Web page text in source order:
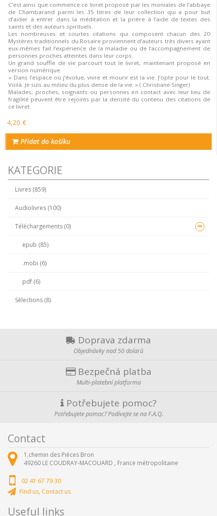
C’est ainsi que commence ce livret proposé par les moniales de l’abbaye
de Chambarand parmi les 35 titres de leur collection qui a pour but
d’aider à entrer dans la méditation et la prière à l’aide de textes des
saints et des auteurs spirituels.
Les nombreuses et courtes citations qui composent chacun des 20
Mystères traditionnels du Rosaire proviennent d’auteurs très divers ayant
eux-mêmes fait l’expérience de la maladie ou de l’accompagnement de
personnes proches atteintes dans leur corps.
Un grand souffle de vie parcourt tout le livret, maintenant proposé en
version numérique.
« Dans l’espace où j’évolue, vivre et mourir est la vie. J’opte pour le tout.
Voilà. Je suis au milieu du plus dense de la vie. » ( Christiane Singer)
Malades, proches, soignants ou personnes en contact avec leur lieu de
fragilité peuvent être rejoints par la densité du contenu des citations de
ce livret.
4,20 €
Přidat do košíku
KATEGORIE
Livres (859)
Audiolivres (100)
Téléchargements (0)
epub (85)
.mobi (6)
pdf (6)
Sélections (8)
Doprava zdarma
Objednávky nad 50 dolarů
Bezpečná platba
Multi-platební platforma
Potřebujete pomoc?
Potřebujete pomoc? Podívejte se na F.A.Q.
Contact
1,chemin des Pièces Bron
49260 LE COUDRAY-MACOUARD , France métropolitaine
02 41 67 79 30
Find us, Contact us
Useful links